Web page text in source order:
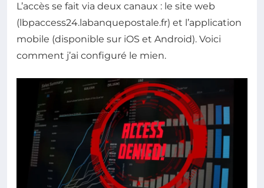
L’accès se fait via deux canaux : le site web
(lbpaccess24.labanquepostale.fr) et l’application
mobile (disponible sur iOS et Android). Voici
comment j’ai configuré le mien.